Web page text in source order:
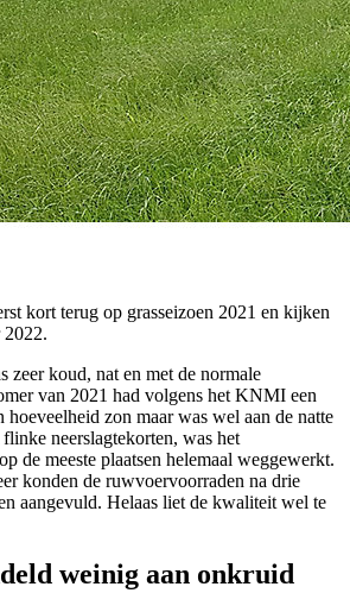
kort terug op grasseizoen 2021 en kijken
2022.
zeer koud, nat en met de normale
van 2021 had volgens het KNMI een
hoeveelheid zon maar was wel aan de natte
neerslagtekorten, was het
de meeste plaatsen helemaal weggewerkt.
konden de ruwvoervoorraden na drie
aangevuld. Helaas liet de kwaliteit wel te
weinig aan onkruid